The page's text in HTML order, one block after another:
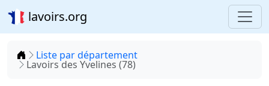
lavoirs.org
Accueil
Liste par département
Lavoirs des Yvelines (78)